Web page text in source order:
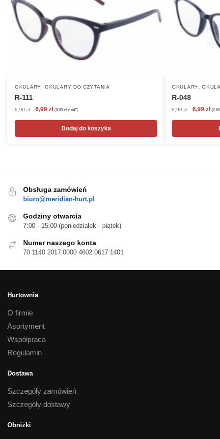
OKULARY,OKULARY DO CZYTANIA
R-111
8,90zł
Pierwotna
8,90 zł.
6,99 złAktualna
wynosi:
6,99 zł.
(8,60 zł z VAT)
Dodaj do koszyka
OKULARY,
R-048
8,90zł
Pierwotna
8,90 zł.
6,99 zł (
Obsługa zamówień
biuro@meridian-hurt.pl
Godziny otwarcia
7:00 - 15:00 (poniedziałek - piątek)
Numer naszego konta
70 1140 2017 0000 4602 0617 1401
Hurtownia
O firmie
Asortyment
Współpraca
Regulamin
Dostawa
Szczegóły zamówień
Szczegóły dostawy
Obniżki